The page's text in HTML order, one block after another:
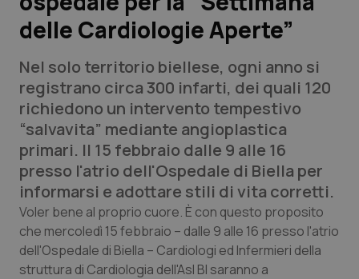
Studi e Analisi
Lettere al direttore
Edizioni Regionali
QS Pro
Professionisti Sanitari.AI
Abruzzo
Basilicata
QS Pro Gold
Artrite & artrosi
QS Club Newsletter
delle Cardiologie Aperte”
Nel solo territorio biellese, ogni anno si
registrano circa 300 infarti, dei quali 120
richiedono un intervento tempestivo
“salvavita” mediante angioplastica
primari. Il 15 febbraio dalle 9 alle 16
presso l'atrio dell'Ospedale di Biella per
informarsi e adottare stili di vita corretti.
Voler bene al proprio cuore. È con questo proposito
che mercoledì 15 febbraio – dalle 9 alle 16 presso l'atrio
dell'Ospedale di Biella – Cardiologi ed Infermieri della
struttura di Cardiologia dell'Asl BI saranno a